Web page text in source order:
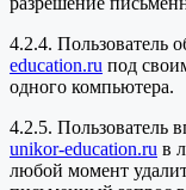
4.2.4. Пользователь
education.ru под
одного компьютера.
4.2.5. Пользователь
unikor-education.ru в
любой момент